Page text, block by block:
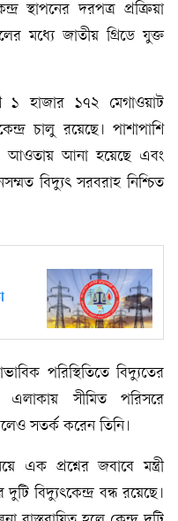
স্থাপনের দরপত্র প্রক্রিয়া
মধ্যে জাতীয় গ্রিডে যুক্ত
১ হাজার ১৭২ মেগাওয়াট
চালু রয়েছে। পাশাপাশি
আওতায় আনা হয়েছে এবং
বিদ্যুৎ সরবরাহ নিশ্চিত
পরিস্থিতিতে বিদ্যুতের
সীমিত পরিসরে
সতর্ক করেন তিনি।
এক প্রশ্নের জবাবে মন্ত্রী
বিদ্যুৎকেন্দ্র বন্ধ রয়েছে।